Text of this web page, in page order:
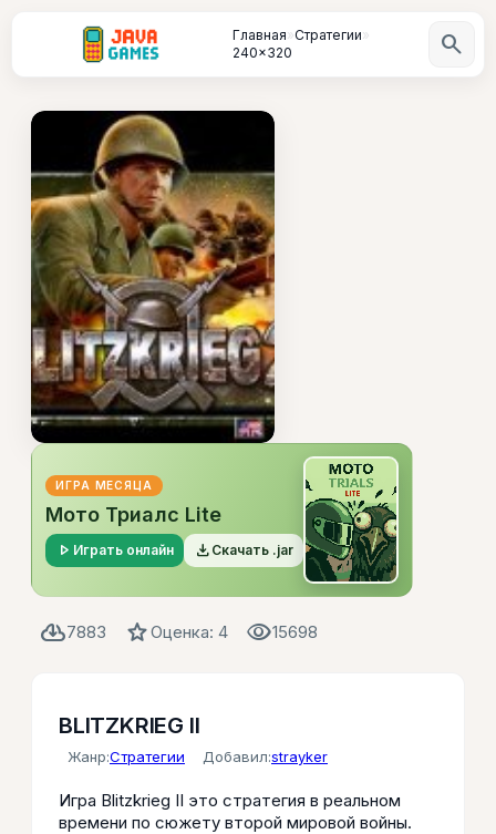
Главная»Стратегии»
240x320
search
ИГРА МЕСЯЦА
Мото Триалс Lite
play_arrow Играть онлайн file_download Скачать .jar
cloud_download7883 starОценка: 4 visibility15698
BLITZKRIEG II
Жанр:Стратегии Добавил:strayker
Игра Blitzkrieg II это стратегия в реальном
времени по сюжету второй мировой войны.